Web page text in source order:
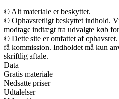
© Alt materiale er beskyttet.
© Ophavsretligt beskyttet indhold.
modtage indtægt fra udvalgte køb
© Dette site er omfattet af
få kommission. Indholdet må kun
skriftlig aftale.
Data
Gratis materiale
Nedsatte priser
Udtalelser